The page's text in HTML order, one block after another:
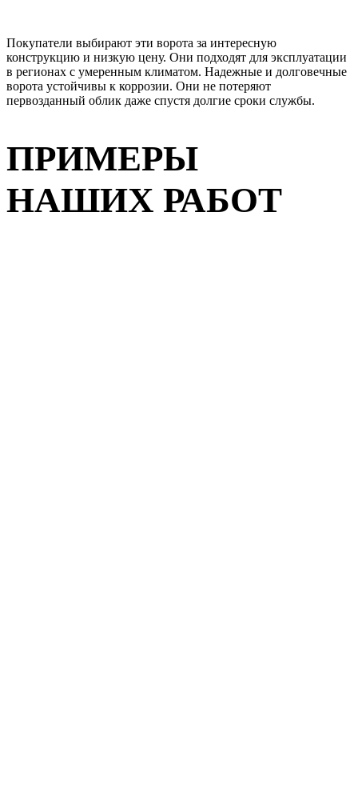
Покупатели выбирают эти ворота за интересную
конструкцию и низкую цену. Они подходят для эксплуатации
в регионах с умеренным климатом. Надежные и долговечные
ворота устойчивы к коррозии. Они не потеряют
первозданный облик даже спустя долгие сроки службы.
ПРИМЕРЫ
НАШИХ РАБОТ